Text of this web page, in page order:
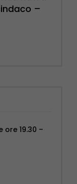
–
ragazzi’
di
08/2026
ore 19.30 –